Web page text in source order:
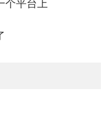
个平台上